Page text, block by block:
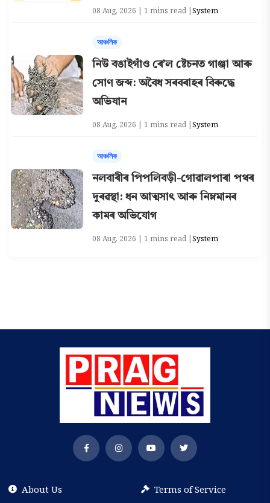
08 Aug, 2026 | 1 mins read |System
আঞ্চলিক
নিউ বঙাইগাঁও ৰে’ল ষ্টেচনত গাঞ্জা আৰু
সোণ জব্দ: অবৈধ সৰবৰাহৰ বিৰুদ্ধে
অভিযান
08 Aug, 2026 | 1 mins read |System
আঞ্চলিক
নলবাৰীৰ পিপলিবড়ী-গোৱালপাৰা পথৰ
দুৰৱস্থা: ধন আত্মসাৎ আৰু নিম্নমানৰ
কামৰ অভিযোগ
08 Aug, 2026 | 1 mins read |System
About Us
Terms of Service